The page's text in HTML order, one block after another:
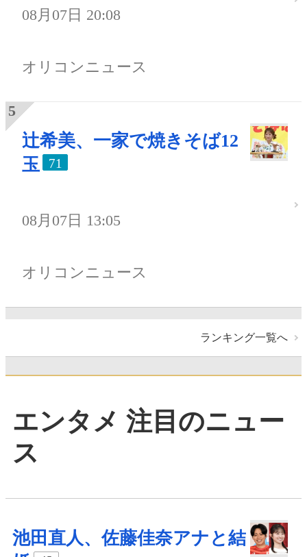
08月07日 20:08
オリコンニュース
辻希美、一家で焼きそば12
玉
71
08月07日 13:05
オリコンニュース
ランキング一覧へ
エンタメ 注目のニュー
ス
池田直人、佐藤佳奈アナと結